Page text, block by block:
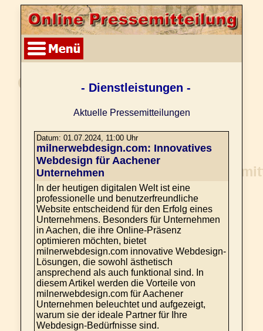
- Dienstleistungen -
Aktuelle Pressemitteilungen
Datum: 01.07.2024, 11:00 Uhr
milnerwebdesign.com: Innovatives
Webdesign für Aachener
Unternehmen
In der heutigen digitalen Welt ist eine
professionelle und benutzerfreundliche
Website entscheidend für den Erfolg eines
Unternehmens. Besonders für Unternehmen
in Aachen, die ihre Online-Präsenz
optimieren möchten, bietet
milnerwebdesign.com innovative Webdesign-
Lösungen, die sowohl ästhetisch
ansprechend als auch funktional sind. In
diesem Artikel werden die Vorteile von
milnerwebdesign.com für Aachener
Unternehmen beleuchtet und aufgezeigt,
warum sie der ideale Partner für Ihre
Webdesign-Bedürfnisse sind.